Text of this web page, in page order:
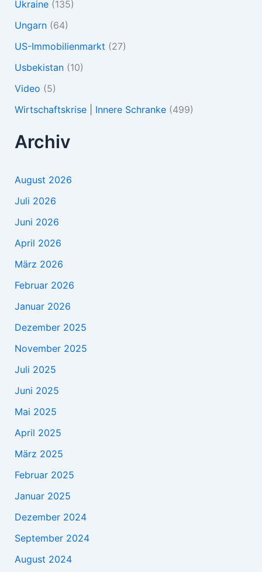
Ukraine(135)
Ungarn(64)
US-Immobilienmarkt (27)
Usbekistan(10)
Video (5)
Wirtschaftskrise | Innere Schranke(499)
Archiv
August 2026
Juli 2026
Juni 2026
April 2026
März 2026
Februar 2026
Januar 2026
Dezember 2025
November 2025
Juli 2025
Juni 2025
Mai 2025
April 2025
März 2025
Februar 2025
Januar 2025
Dezember 2024
September 2024
August 2024